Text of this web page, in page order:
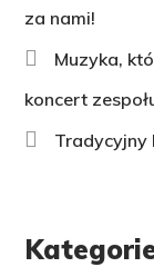
za nami!
Muzyka,
koncert
Tradycyjny